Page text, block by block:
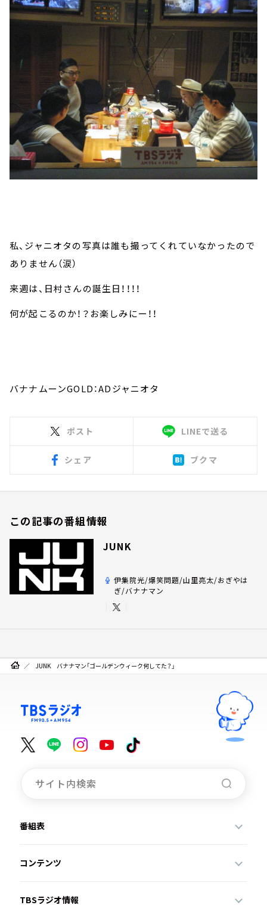
私、ジャニオタの写真は誰も撮ってくれていなかったので
ありません（涙）
来週は、日村さんの誕生日！！！！
何が起こるのか！？お楽しみにー！！
バナナムーンGOLD：ADジャニオタ
ポスト LINEで送る
シェア ブクマ
この記事の番組情報
JUNK
伊集院光/爆笑問題/山里亮太/おぎやは
ぎ/バナナマン
JUNK バナナマン「ゴールデンウィーク何してた？」
番組表
コンテンツ
TBSラジオ情報